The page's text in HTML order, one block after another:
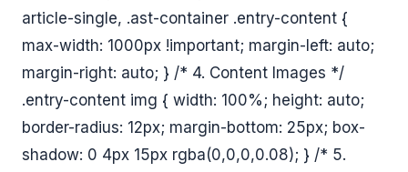
article-single, .ast-container .entry-content {
max-width: 1000px !important; margin-left: auto;
margin-right: auto; } /* 4. Content Images */
.entry-content img { width: 100%; height: auto;
border-radius: 12px; margin-bottom: 25px; box-
shadow: 0 4px 15px rgba(0,0,0,0.08); } /* 5.